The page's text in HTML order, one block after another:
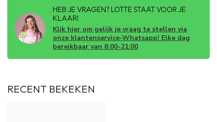
HEB JE VRAGEN? LOTTE STAAT VOOR JE
KLAAR!
Klik hier om gelijk je vraag te stellen via
onze klantenservice-Whatsapp! Elke dag
bereikbaar van 8:00-21:00
RECENT BEKEKEN